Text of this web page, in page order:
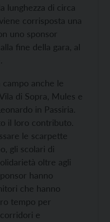
lunghezza di circa
corrisposta una
uno sponsor
fine della gara, al
anche le
di Sopra, Mules e
in Passiria.
il loro contributo.
le scarpette
gli scolari di
oltre agli
hanno
che hanno
tempo per
e